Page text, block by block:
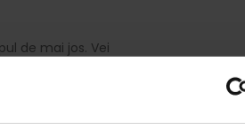
de mai jos. Vei